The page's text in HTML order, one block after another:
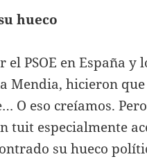
hueco
PSOE en España y
Mendia, hicieron
O eso creíamos.
tuit especialmente
su hueco